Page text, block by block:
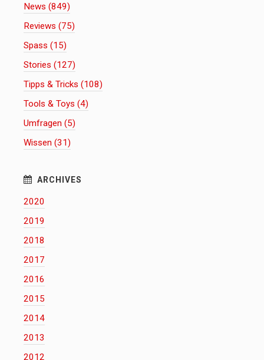
News (849)
Reviews (75)
Spass (15)
Stories (127)
Tipps & Tricks (108)
Tools & Toys (4)
Umfragen (5)
Wissen (31)
2020
2019
2018
2017
2016
2015
2014
2013
2012